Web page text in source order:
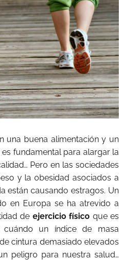
una buena alimentación y un
fundamental para alargar la
Pero en las sociedades
y la obesidad asociados a
están causando estragos. Un
en Europa se ha atrevido a
de ejercicio físico que es
un índice de masa
cintura demasiado elevados
peligro para nuestra salud…